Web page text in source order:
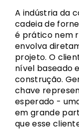
A indústria da
cadeia de
é prático nem
envolva
projeto. O
nível baseado
construção.
chave
esperado -
em grande
que esse